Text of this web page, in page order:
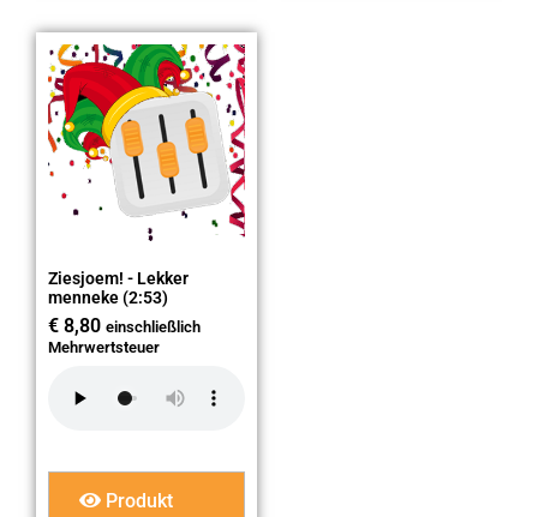
Ziesjoem! - Lekker
menneke (2:53)
€ 8,80 einschließlich
Mehrwertsteuer
Produkt